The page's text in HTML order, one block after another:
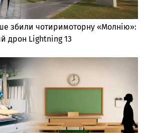
збили чотиримоторну «Молнію»:
дрон Lightning 13